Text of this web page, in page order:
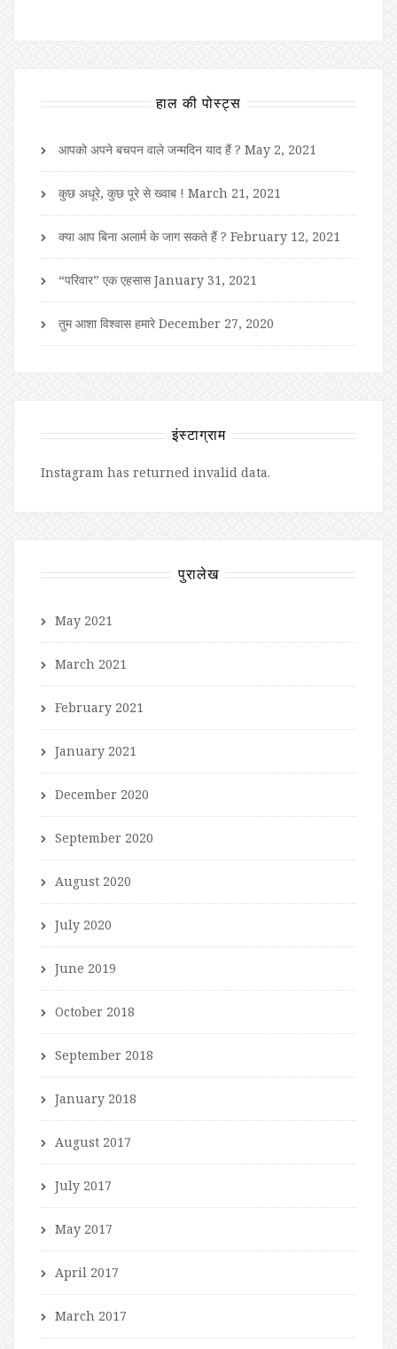
हाल की पोस्ट्स
आपको अपने बचपन वाले जन्मदिन याद हैं ? May 2, 2021
कुछ अधूरे, कुछ पूरे से ख्वाब ! March 21, 2021
क्या आप बिना अलार्म के जाग सकते हैं ? February 12, 2021
“परिवार” एक एहसास January 31, 2021
तुम आशा विश्वास हमारे December 27, 2020
इंस्टाग्राम
Instagram has returned invalid data.
पुरालेख
May 2021
March 2021
February 2021
January 2021
December 2020
September 2020
August 2020
July 2020
June 2019
October 2018
September 2018
January 2018
August 2017
July 2017
May 2017
April 2017
March 2017